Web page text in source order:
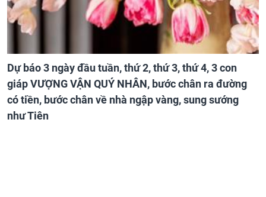
Dự báo 3 ngày đầu tuần, thứ 2, thứ 3, thứ 4, 3 con
giáp VƯỢNG VẬN QUÝ NHÂN, bước chân ra đường
có tiền, bước chân về nhà ngập vàng, sung sướng
như Tiên